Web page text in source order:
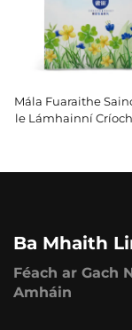
Mála Fuaraithe
le Lámhainní
Ba Mhaith
Féach ar Gach
Amháin